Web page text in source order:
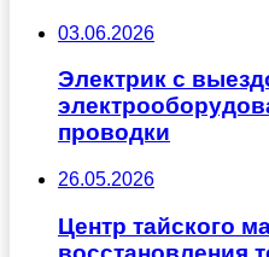
03.06.2026
Электрик с
проводки
26.05.2026
Центр тайского